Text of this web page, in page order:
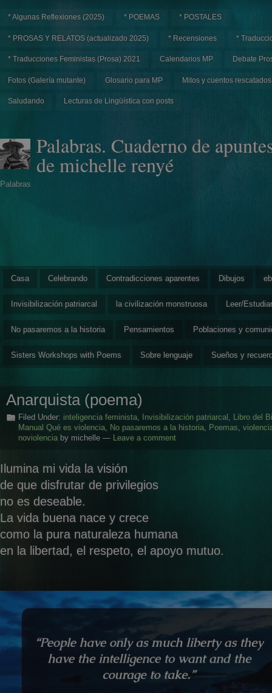
* Algunas Reflexiones (2025) * POEMAS * POSTALES
* PROSAS Y RELATOS (actualizado 2025) * Recensiones *
* Traducciones Feministas (Prosa) 2021 Calendarios MP Debate
Fotos (Galería mutante) Glosario para MP Mitos y cuentos rescatados
Saludando Lecturas de Lingüística con posts
Palabras. Cuaderno de
de michelle renyé
Palabras
Casa Celebrando Contradicciones aparentes Dibujos
Invisibilización patriarcal la civilización monstruosa Leer/Estudiar
No pasaremos a la historia Pensamientos Poblaciones y
Sisters Workshops with Poems Sobre lenguaje Sueños y
Anarquista (poema)
Filed Under: inteligencia feminista, Invisibilización patriarcal , Libro del
Manual Qué es violencia, No pasaremos a la historia, Poemas,
noviolencia by michelle — Leave a comment
Ilumina mi vida la visión
de que disfrutar de privilegios
no es deseable.
La vida buena nace y crece
como la pura naturaleza humana
en la libertad, el respeto, el apoyo mutuo.